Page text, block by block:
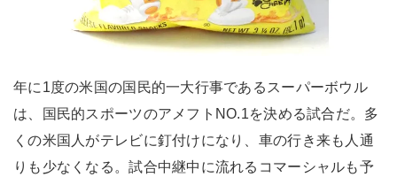
年に1度の米国の国民的一大行事であるスーパーボウル
は、国民的スポーツのアメフトNO.1を決める試合だ。多
くの米国人がテレビに釘付けになり、車の行き来も人通
りも少なくなる。試合中継中に流れるコマーシャルも予